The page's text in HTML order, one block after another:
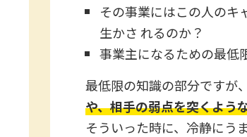
その事業にはこの人のキ
生かさ れるのか？
事業主になるための最低
最低限の知識の部分ですが、
や、相手の弱点を突くよう
そういった時に、冷静にう